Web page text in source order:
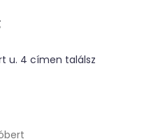
u. 4 címen találsz